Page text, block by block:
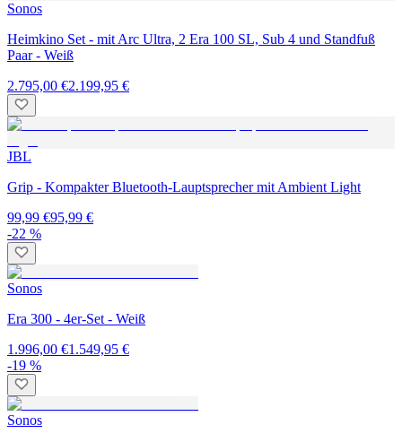
Sonos
Heimkino Set - mit Arc Ultra, 2 Era 100 SL, Sub 4 und Standfuß
Paar - Weiß
2.795,00 €2.199,95 €
JBL
Grip - Kompakter Bluetooth-Lauptsprecher mit Ambient Light
99,99 €95,99 €
-22 %
Sonos
Era 300 - 4er-Set - Weiß
1.996,00 €1.549,95 €
-19 %
Sonos